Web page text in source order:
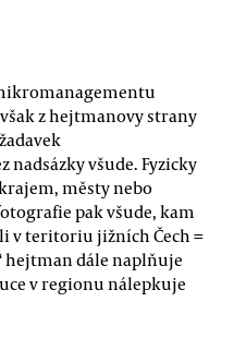
z hejtmanovy strany
všude. Fyzicky
městy nebo
pak všude, kam
v teritoriu jižních Čech =
hejtman dále naplňuje
v regionu nálepkuje